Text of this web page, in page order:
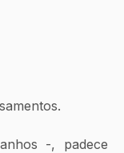
-, padece